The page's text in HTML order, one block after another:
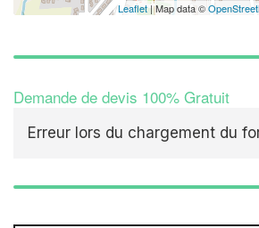
Leaflet| Map data ©
Demande de devis 100% Gratuit
Erreur lors du chargement du